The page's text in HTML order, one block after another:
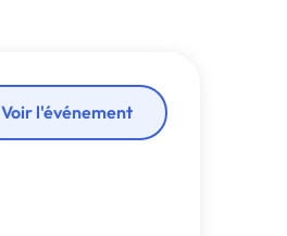
Voir l'événement